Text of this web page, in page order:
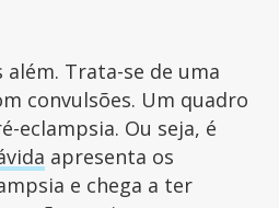
além. Trata-se de uma
convulsões. Um quadro
eclampsia. Ou seja, é
apresenta os
e chega a ter